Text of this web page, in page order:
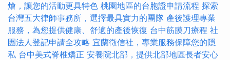
燴，讓您的活動更具特色 桃園地區的台胞證申請流程 探索
台灣五大律師事務所，選擇最具實力的團隊 產後護理專業
服務，為您提供健康、舒適的產後恢復 台中筋膜刀療程 社
團法人登記申請全攻略 宜蘭徵信社，專業服務保障您的隱
私 台中美式脊椎矯正 安養院北部，提供北部地區長者安心